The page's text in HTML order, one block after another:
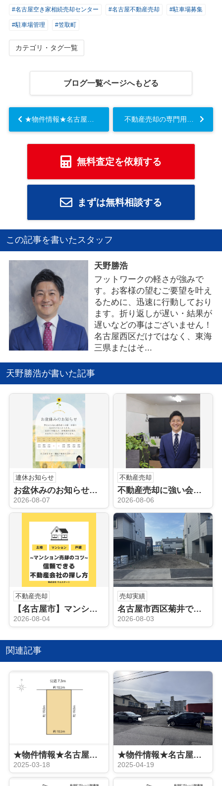
#名古屋空き家相続売却センター #名古屋不動産売却 #駐車場募集
#駐車場管理 #笠取町
カテゴリ・タグ一覧
ブログ一覧ページへもどる
無料査定を依頼する
まずは無料相談する
この記事を書いたスタッフ
天野勝浩
フットワークの軽さが強みで
す。お客様の望むご要望を叶え
るために、迅速に行動しており
ます。折り返しが遅い・結果が
遅いなどの事はございません！
名古屋西区だけではなく、東海
三県またはそ...
天野勝浩が書いた記事
連休お知らせ
お盆休みのお知らせ｜名古屋の空き家・相続不動産について家族で話してみませんか？
2026-08-07
不動産売却
不動産売却に強い会社がおすすめの人気エリア！庄内通駅周辺が魅力的な理由とは？
2026-08-06
不動産売却
【名古屋市】マンション売却のコツ！信頼できる不動産会社の探し方を解説
2026-08-04
売却実績
名古屋市西区菊井で実家の処分・不動産売却｜お客様から嬉しい口コミをいただきました
2026-08-03
関連記事
★物件情報★名古屋市 西区鳥見町三丁目一括貸駐車場
2025-03-18
★物件情報★名古屋市西区鳥見町【鳥見町3丁目車場】募集
2025-04-19